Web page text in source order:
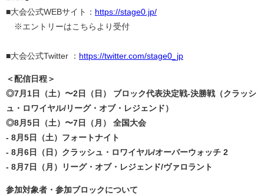
■大会公式WEBサイト： https://stage0.jp/
※エントリーはこちらより受付
■大会公式Twitter ： https://twitter.com/stage0_jp
＜配信日程＞
◎7月1日（土）〜2日（日） ブロック代表決定戦-決勝戦（クラッシ
ュ・ロワイヤル/リーグ・オブ・レジェンド）
◎8月5日（土）〜7日（月） 全国大会
- 8月5日（土）フォートナイト
- 8月6日（日）クラッシュ・ロワイヤル/オーバーウォッチ 2
- 8月7日（月）リーグ・オブ・レジェンド/ヴァロラント
参加対象者・参加ブロックについて